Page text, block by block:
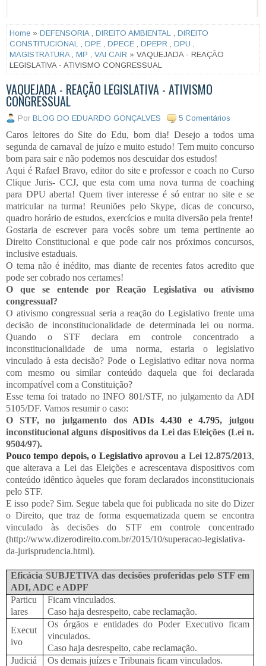
Home » DEFENSORIA DIREITO AMBIENTAL
DIREITO
CONSTITUCIONAL
DPE DPECE DPEPR DPU
MAGISTRATURA
MP VAI CAIR » VAQUEJADA - REAÇÃO
LEGISLATIVA - ATIVISMO CONGRESSUAL
VAQUEJADA - REAÇÃO LEGISLATIVA - ATIVISMO
CONGRESSUAL
Por BLOG DO EDUARDO GONÇALVES 5 Comentários
Caros leitores do Site do Edu, bom dia! Desejo a todos uma
segunda de carnaval de juízo e muito estudo! Tem muito concurso
bom para sair e não podemos nos descuidar dos estudos!
Aqui é Rafael Bravo, editor do site e professor e coach no Curso
Clique Juris- CCJ, que esta com uma nova turma de coaching
para DPU aberta! Quem tiver interesse é só entrar no site e se
matricular na turma! Reuniões pelo Skype, dicas de concurso,
quadro horário de estudos, exercícios e muita diversão pela frente!
Gostaria de escrever para vocês sobre um tema pertinente ao
Direito Constitucional e que pode cair nos próximos concursos,
inclusive estaduais.
O tema não é inédito, mas diante de recentes fatos acredito que
pode ser cobrado nos certames!
O que se entende por Reação Legislativa ou ativismo
congressual?
O ativismo congressual seria a reação do Legislativo frente uma
decisão de inconstitucionalidade de determinada lei ou norma.
Quando o STF declara em controle concentrado a
inconstitucionalidade de uma norma, estaria o legislativo
vinculado à esta decisão? Pode o Legislativo editar nova norma
com mesmo ou similar conteúdo daquela que foi declarada
incompatível com a Constituição?
Esse tema foi tratado no INFO 801/STF, no julgamento da ADI
5105/DF. Vamos resumir o caso:
O STF, no julgamento dos ADIs 4.430 e 4.795, julgou
inconstitucional alguns dispositivos da Lei das Eleições (Lei n.
9504/97).
Pouco tempo depois, o Legislativoaprovou a Lei 12.875/2013,
que alterava a Lei das Eleições e acrescentava dispositivos com
conteúdo idêntico àqueles que foram declarados inconstitucionais
pelo STF.
E isso pode? Sim. Segue tabela que foi publicada no site do Dizer
o Direito, que traz de forma esquematizada quem se encontra
vinculado às decisões do STF em controle concentrado
(http://www.dizerodireito.com.br/2015/10/superacao-legislativa-
da-jurisprudencia.html).
Eficácia SUBJETIVA das decisões proferidas pelo STF em
ADI, ADC e ADPF
Particu
lares
Ficam vinculados.
Caso haja desrespeito, cabe reclamação.
Execut
ivo
Os órgãos e entidades do Poder Executivo ficam
vinculados.
Caso haja desrespeito, cabe reclamação.
Judiciá
Os demais juízes e Tribunais ficam vinculados.